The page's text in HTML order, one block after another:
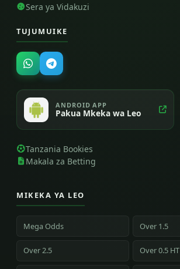
Sera ya Vidakuzi
TUJUMUIKE
ANDROID APP
Pakua Mkeka wa Leo
Tanzania Bookies
Makala za Betting
MIKEKA YA LEO
Mega Odds Over 1.5
Over 2.5 Over 0.5 HT